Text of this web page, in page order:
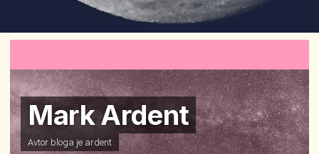
Mark Ardent
Avtor bloga je ardent